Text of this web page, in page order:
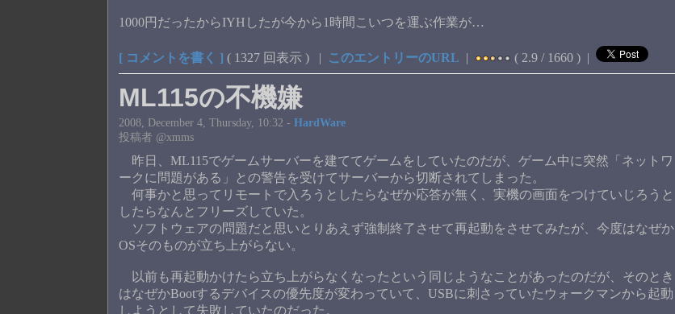
1000円だったからIYHしたが今から1時間こいつを運ぶ作業が…
[ コメントを書く ] ( 1327 回表示 ) | このエントリーのURL | ( 2.9 / 1660 ) |
ML115の不機嫌
2008, December 4, Thursday, 10:32 -HardWare
投稿者 @xmms
昨日、ML115でゲームサーバーを建ててゲームをしていたのだが、ゲーム中に突然「ネットワ
ークに問題がある」との警告を受けてサーバーから切断されてしまった。
何事かと思ってリモートで入ろうとしたらなぜか応答が無く、実機の画面をつけていじろうと
したらなんとフリーズしていた。
ソフトウェアの問題だと思いとりあえず強制終了させて再起動をさせてみたが、今度はなぜか
OSそのものが立ち上がらない。
以前も再起動かけたら立ち上がらなくなったという同じようなことがあったのだが、そのとき
はなぜかBootするデバイスの優先度が変わっていて、USBに刺さっていたウォークマンから起動
しようとして失敗していたのだった。